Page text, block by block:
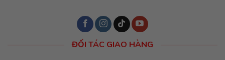
ĐỐI TÁC GIAO HÀNG